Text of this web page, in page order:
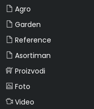
Agro
Garden
Reference
Asortiman
Proizvodi
Foto
Video